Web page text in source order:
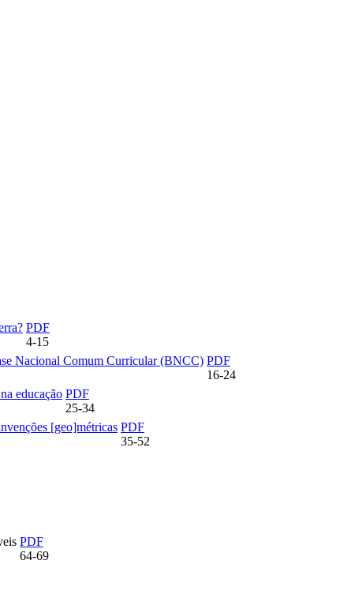
PDF
4-15
Nacional Comum Curricular (BNCC) PDF
16-24
educação PDF
25-34
[geo]métricas PDF
35-52
PDF
64-69